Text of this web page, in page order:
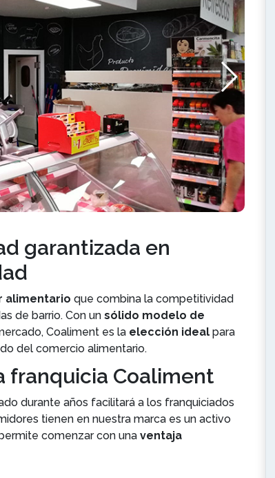
garantizada en
alimentario que combina la competitividad
de barrio. Con un sólido modelo de
Coaliment es la elección ideal para
del comercio alimentario.
franquicia Coaliment
durante años facilitará a los franquiciados
tienen en nuestra marca es un activo
comenzar con una ventaja